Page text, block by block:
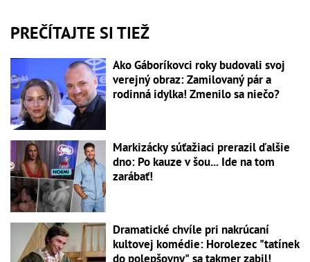
PREČÍTAJTE SI TIEŽ
Ako Gáboríkovci roky budovali svoj
verejný obraz: Zamilovaný pár a
rodinná idylka! Zmenilo sa niečo?
Markizácky súťažiaci prerazil ďalšie
dno: Po kauze v šou... Ide na tom
zarábať!
Dramatické chvíle pri nakrúcaní
kultovej komédie: Horolezec "tatínek
do polepšovny" sa takmer zabil!